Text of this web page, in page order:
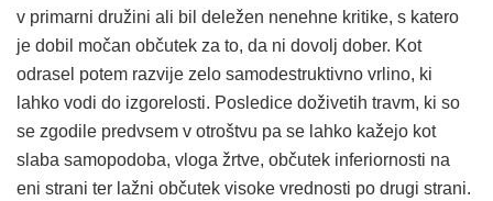
v primarni družini ali bil deležen nenehne kritike, s katero
je dobil močan občutek za to, da ni dovolj dober. Kot
odrasel potem razvije zelo samodestruktivno vrlino, ki
lahko vodi do izgorelosti. Posledice doživetih travm, ki so
se zgodile predvsem v otroštvu pa se lahko kažejo kot
slaba samopodoba, vloga žrtve, občutek inferiornosti na
eni strani ter lažni občutek visoke vrednosti po drugi strani.